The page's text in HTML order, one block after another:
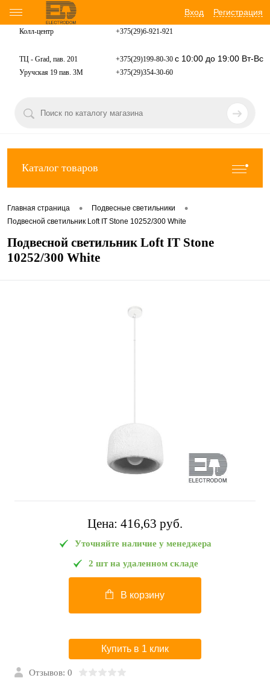
Вход Регистрация
Колл-центр +375(29)6-921-921
ТЦ - Grad, пав. 201 +375(29)199-80-30 с 10:00 до 19:00 Вт-Вс
Уручская 19 пав. 3М +375(29)354-30-60
Каталог товаров
Главная страница • Подвесные светильники •
Подвесной светильник Loft IT Stone 10252/300 White
Подвесной светильник Loft IT Stone
10252/300 White
Цена: 416,63 pуб.
Уточняйте наличие у менеджера
2 шт на удаленном складе
В корзину
Купить в 1 клик
Отзывов: 0